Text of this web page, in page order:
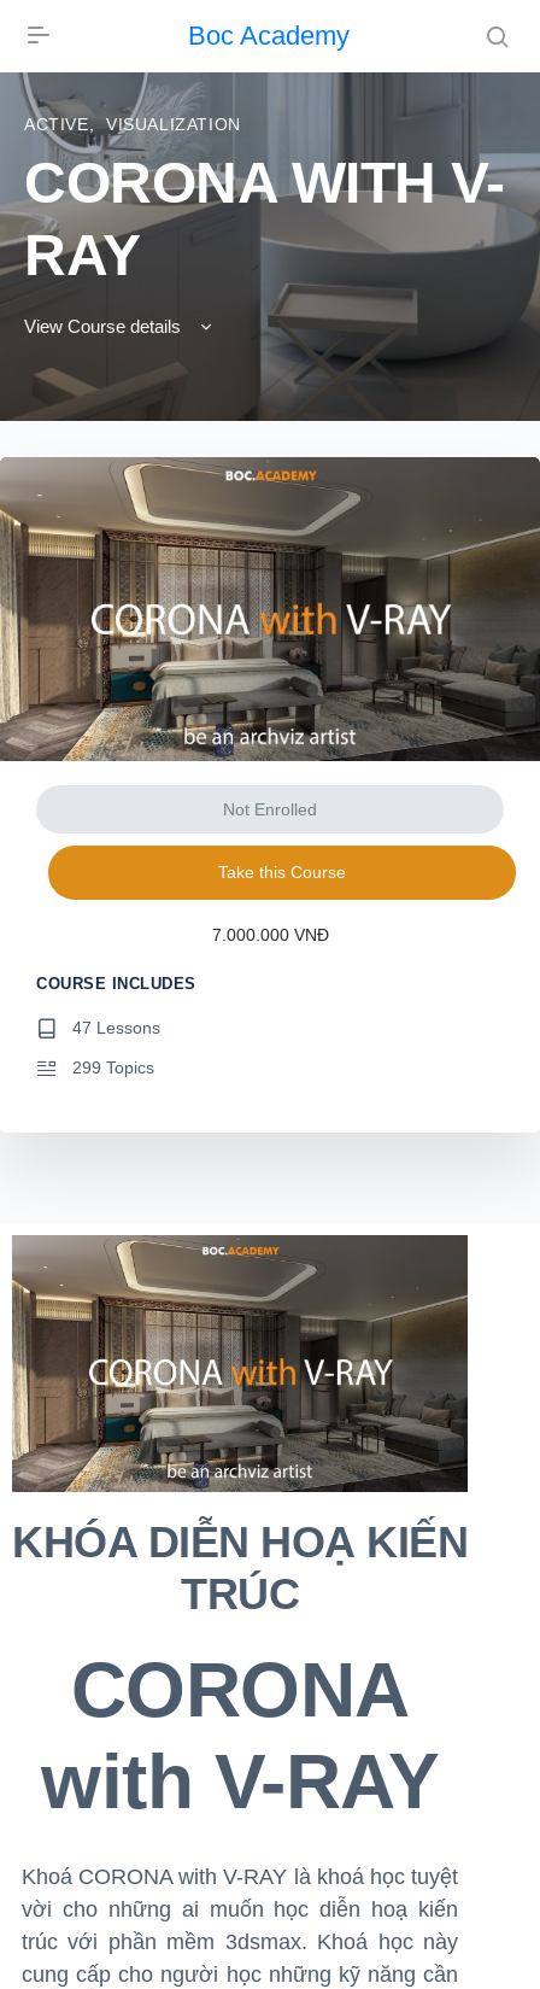
Boc Academy
ACTIVE , VISUALIZATION
CORONA WITH V-
RAY
View Course details
KHÓA DIỄN HOẠ KIẾN
TRÚC
CORONA
with V-RAY
Khoá CORONA with V-RAY là khoá học tuyệt
vời cho những ai muốn học diễn hoạ kiến
trúc với phần mềm 3dsmax. Khoá học này
cung cấp cho người học những kỹ năng cần
Not Enrolled
Take this Course
7.000.000 VNĐ
COURSE INCLUDES
47 Lessons
299 Topics